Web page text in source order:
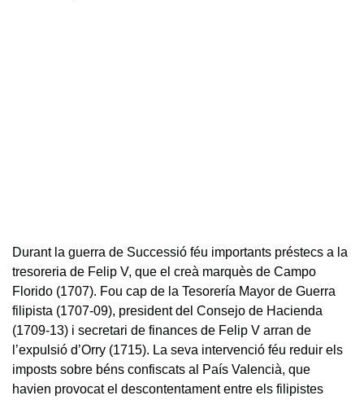
Durant la guerra de Successió féu importants préstecs a la
tresoreria de Felip V, que el creà marquès de Campo
Florido (1707). Fou cap de la Tesorería Mayor de Guerra
filipista (1707-09), president del Consejo de Hacienda
(1709-13) i secretari de finances de Felip V arran de
l’expulsió d’Orry (1715). La seva intervenció féu reduir els
imposts sobre béns confiscats al País Valencià, que
havien provocat el descontentament entre els filipistes